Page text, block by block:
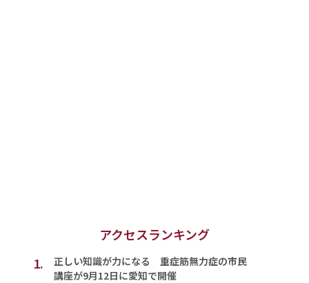
アクセスランキング
1.
正しい知識が力になる 重症筋無力症の市民
講座が9月12日に愛知で開催